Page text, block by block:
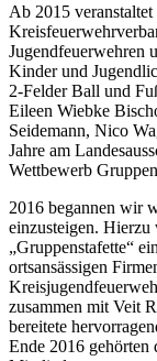
Ab 2015
Jugendfeuerwehren
Kinder und
2-Felder Ball und
Eileen Wiebke
Seidemann, Nico
Jahre am
Wettbewerb
2016 begannen wir
einzusteigen.
„Gruppenstafette“
ortsansässigen
zusammen mit Veit
bereitete
Ende 2016 gehörten